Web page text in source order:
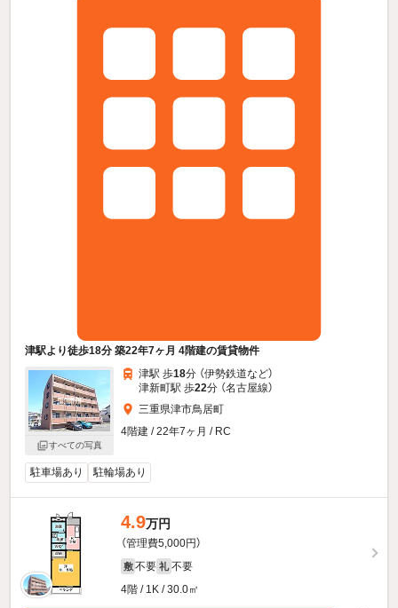
津駅より徒歩18分 築22年7ヶ月 4階建の賃貸物件
すべての写真
津駅 歩18分 （伊勢鉄道など）
津新町駅 歩22分 （名古屋線）
三重県津市鳥居町
4階建 / 22年7ヶ月 / RC
駐車場あり 駐輪場あり
4.9万円
（管理費5,000円）
敷 不要 礼 不要
4階 / 1K / 30.0㎡